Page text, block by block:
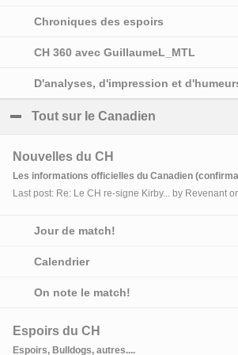
Chroniques des espoirs
CH 360 avec GuillaumeL_MTL
D'analyses, d'impression et
Tout sur le Canadien
Nouvelles du CH
Les informations officielles du Canadien
Last post: Re: Le CH re-signe Kirby... by Revenant
Jour de match!
Calendrier
On note le match!
Espoirs du CH
Espoirs, Bulldogs, autres....